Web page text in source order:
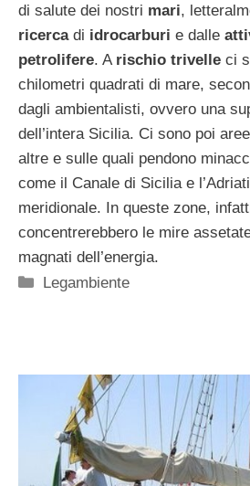
di salute dei nostri mari,
ricercadi idrocarburi e dalle
petrolifere. A rischio trivelle ci
chilometri quadrati di mare,
dagli ambientalisti, ovvero una
dell’intera Sicilia. Ci sono poi
altre e sulle quali pendono
come il Canale di Sicilia e
meridionale. In queste zone,
concentrerebbero le mire
magnati dell’energia.
Categorie
Legambiente